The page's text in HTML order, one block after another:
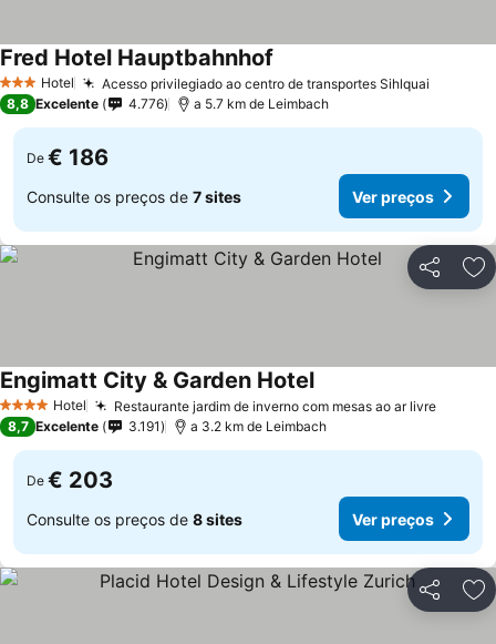
3 EstrelasHotel Acesso privilegiado ao centro de transportes Sihlquai
Fred Hotel Hauptbahnhof
8,8 Excelente 4.776 a 5.7 km de Leimbach
De € 186
Consulte os preços de 7 sites Ver preços
Partilhar
4 EstrelasHotel Restaurante jardim de inverno com mesas ao ar livreVer
Engimatt City & Garden HotelVer preços
8,7 Excelente 3.191 a 3.2 km de Leimbach
De € 203
Consulte os preços de 8 sites Ver preços
Partilhar